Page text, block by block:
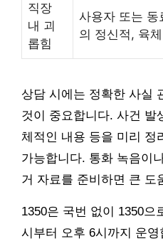
직장
내 괴
롭힘
사용자 또는 동
의 정신적, 육
상담 시에는 정확한 사실
것이 중요합니다. 사건 발
체적인 내용 등을 미리 정
가능합니다. 통화 녹음이
거 자료를 준비하면 큰 도
1350은 국번 없이 1350으
시부터 오후 6시까지 운